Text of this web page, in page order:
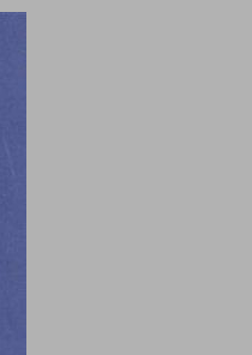
הערכות שווי בעידן ‭IFRS-ה‬ ... 0